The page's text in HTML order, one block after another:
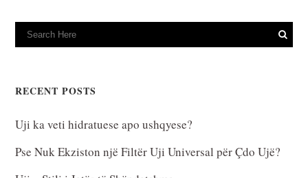
RECENT POSTS
Uji ka veti hidratuese apo ushqyese?
Pse Nuk Ekziston një Filtër Uji Universal për Çdo Ujë?